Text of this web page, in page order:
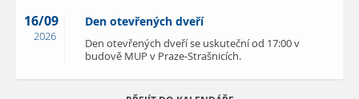
16/09
2026
Den otevřených dveří
Den otevřených dveří se uskuteční od 17:00 v
budově MUP v Praze-Strašnicích.